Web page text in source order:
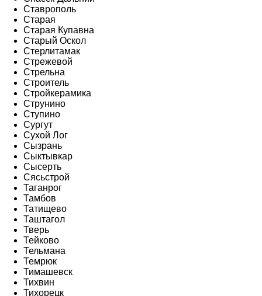
Ставрополь
Старая
Старая Купавна
Старый Оскол
Стерлитамак
Стрежевой
Стрельна
Строитель
Стройкерамика
Струнино
Ступино
Сургут
Сухой Лог
Сызрань
Сыктывкар
Сысерть
Сясьстрой
Таганрог
Тамбов
Татищево
Таштагол
Тверь
Тейково
Тельмана
Темрюк
Тимашевск
Тихвин
Тихорецк